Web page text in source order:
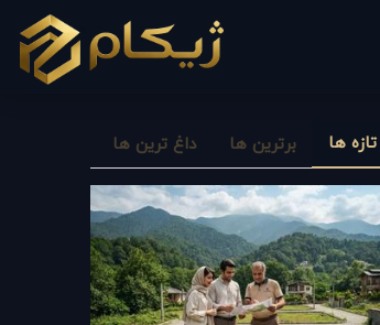
تازه ها برترین ها داغ ترین ها